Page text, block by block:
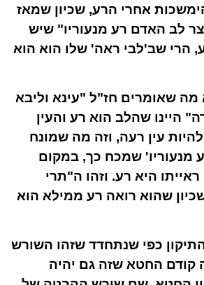
אחרי הרע, שכיון שמאז
לב האדם רע מנעוריו" שיש
הרי שב'לבי ראה' שלו הוא הוא
מה שאומרים חז"ל "עינא וליבא
היינו שהלב הוא רע והעין
עין רעה, וזה מה שמונח
מנעוריו' שמכח כך, במקום
היא רע. וזהו ה"תרי
שהוא רואה רע ממילא הוא
כפי שנתחדד שזהו השורש
החטא שזה גם יהיה